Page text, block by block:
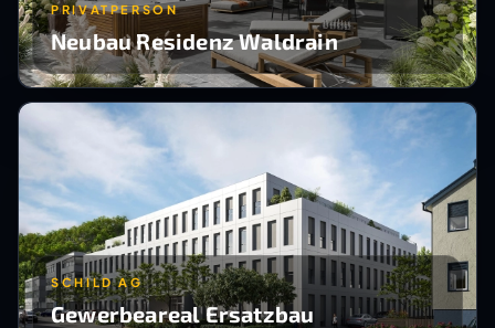
PRIVATPERSON
Neubau Residenz Waldrain
SCHILD AG
Gewerbeareal Ersatzbau